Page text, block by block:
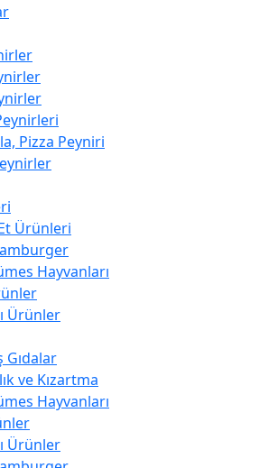
Pizza Peyniri
Ürünleri
Hayvanları
Ürünler
ve Kızartma
Hayvanları
Ürünler